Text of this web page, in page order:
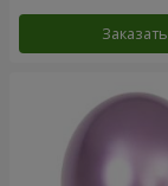
Заказать